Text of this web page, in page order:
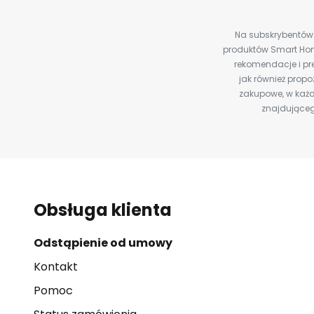
Na
produktów Smart
rekomendacje i
jak również
zakupowe, w
Obsługa klienta
Odstąpienie od umowy
Kontakt
Pomoc